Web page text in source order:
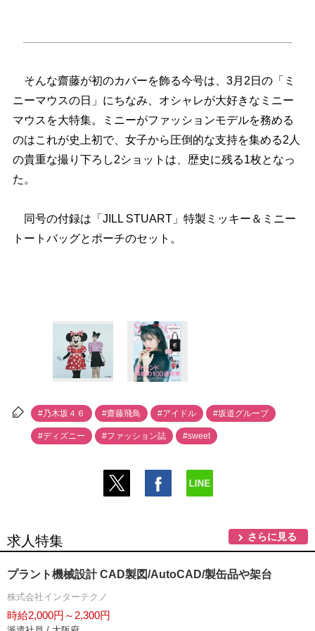
そんな齋藤が初のカバーを飾る今号は、3月2日の「ミ
ニーマウスの日」にちなみ、オシャレが大好きなミニー
マウスを大特集。ミニーがファッションモデルを務める
のはこれが史上初で、女子から圧倒的な支持を集める2人
の貴重な撮り下ろし2ショットは、歴史に残る1枚となっ
た。
同号の付録は「JILL STUART」特製ミッキー＆ミニー
トートバッグとポーチのセット。
#乃木坂４６ #齋藤飛鳥 #アイドル #坂道グループ
#ディズニー #ファッション誌 #sweet
求人特集 さらに見る
プラント機械設計 CAD製図/AutoCAD/製缶品や架台
株式会社インターテクノ
時給2,000円～2,300円